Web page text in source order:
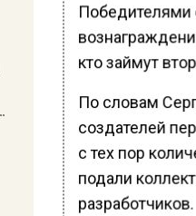
Победителями
кто займут
По словам
создателей
с тех пор
подали
разработчиков.